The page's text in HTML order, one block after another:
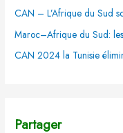
CAN – L’Afrique du Sud
Maroc–Afrique du Sud:
CAN 2024 la Tunisie
Partager